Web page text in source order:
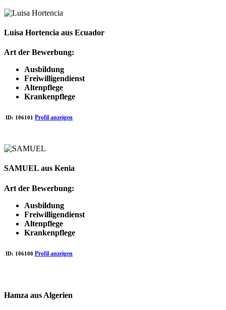
Luisa Hortencia aus Ecuador
Art der Bewerbung:
Ausbildung
Freiwilligendienst
Altenpflege
Krankenpflege
ID: 106101 Profil anzeigen
SAMUEL aus Kenia
Art der Bewerbung:
Ausbildung
Freiwilligendienst
Altenpflege
Krankenpflege
ID: 106100 Profil anzeigen
Hamza aus Algerien